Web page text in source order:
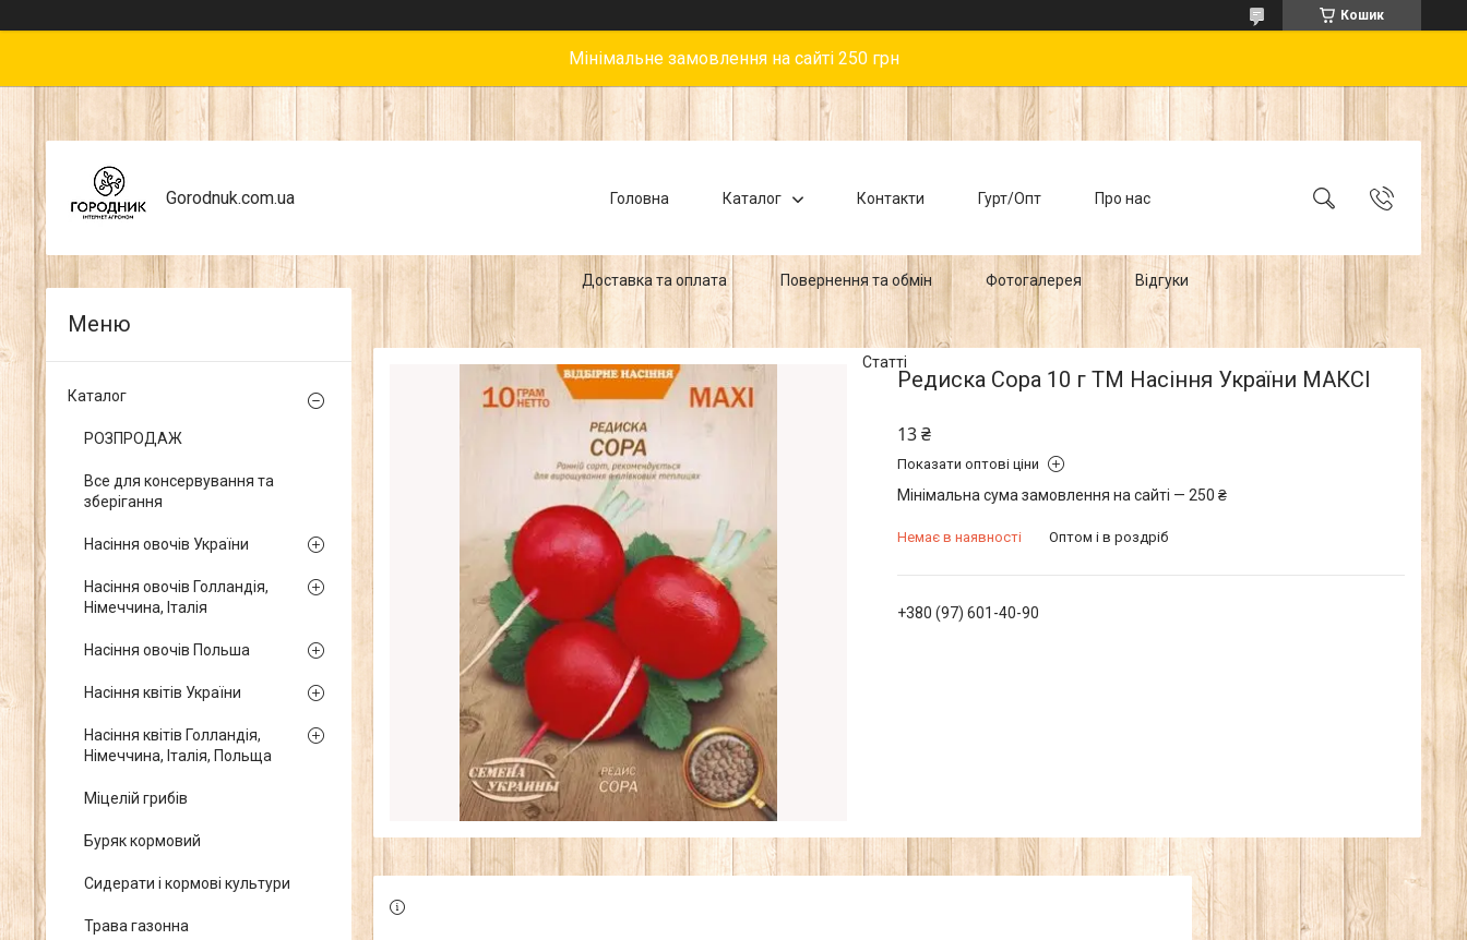
Кошик
Мінімальне замовлення на сайті 250 грн
Gorodnuk.com.ua Головна Каталог Контакти Гурт/Опт Про нас
Доставка та оплата Повернення та обмін Фотогалерея Відгуки
Статті
Редиска Сора 10 г ТМ Насіння України МАКСІ
13 ₴
Показати оптові ціни
Мінімальна сума замовлення на сайті — 250 ₴
Немає в наявності Оптом і в роздріб
+380 (97) 601-40-90
Каталог
РОЗПРОДАЖ
Все для консервування та
зберігання
Насіння овочів України
Насіння овочів Голландія,
Німеччина, Італія
Насіння овочів Польша
Насіння квітів України
Насіння квітів Голландія,
Німеччина, Італія, Польща
Міцелій грибів
Буряк кормовий
Сидерати і кормові культури
Трава газонна